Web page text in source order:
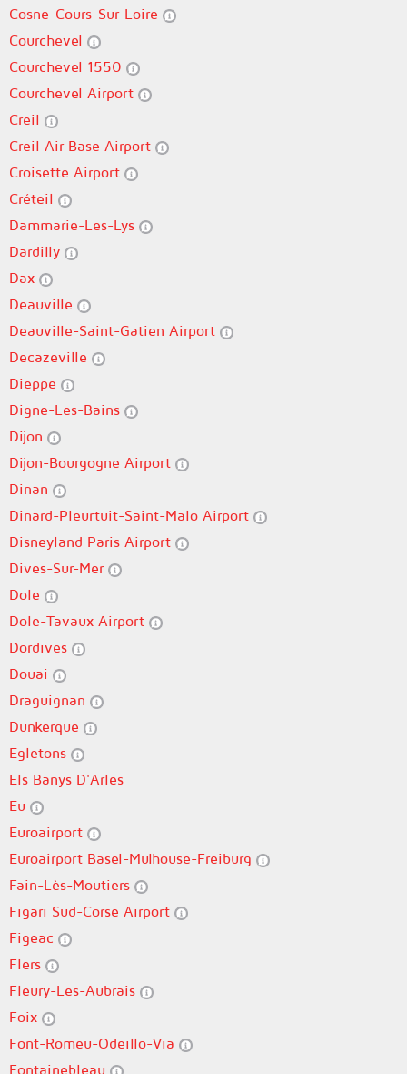
Cosne-Cours-Sur-Loire
Courchevel
Courchevel 1550
Courchevel Airport
Creil
Creil Air Base Airport
Croisette Airport
Créteil
Dammarie-Les-Lys
Dardilly
Dax
Deauville
Deauville-Saint-Gatien Airport
Decazeville
Dieppe
Digne-Les-Bains
Dijon
Dijon-Bourgogne Airport
Dinan
Dinard-Pleurtuit-Saint-Malo Airport
Disneyland Paris Airport
Dives-Sur-Mer
Dole
Dole-Tavaux Airport
Dordives
Douai
Draguignan
Dunkerque
Egletons
Els Banys D'Arles
Eu
Euroairport
Euroairport Basel-Mulhouse-Freiburg
Fain-Lès-Moutiers
Figari Sud-Corse Airport
Figeac
Flers
Fleury-Les-Aubrais
Foix
Font-Romeu-Odeillo-Via
Fontainebleau